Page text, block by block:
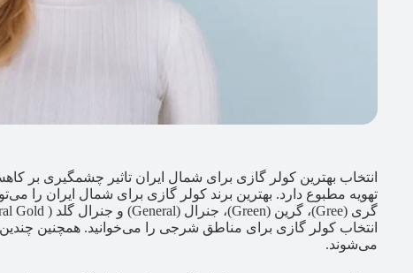
انتخاب بهترین کولر گازی برای شمال ایران تاثیر چشمگیری بر
انتخاب کولر گازی برای مناطق شرجی را می‌خوانید. همچنین
می‌شوند.